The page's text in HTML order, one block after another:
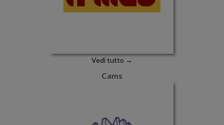
Vedi tutto →
Cams